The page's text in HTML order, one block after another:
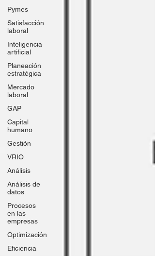
Pymes
Satisfacción
laboral
Inteligencia
artificial
Planeación
estratégica
Mercado
laboral
GAP
Capital
humano
Gestión
VRIO
Análisis
Análisis de
datos
Procesos
en las
empresas
Optimización
Eficiencia